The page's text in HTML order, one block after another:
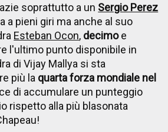
soprattutto a un Sergio Perez
a pieni giri ma anche al suo
Esteban Ocon, decimoe
l'ultimo punto disponibile in
di Vijay Mallya si sta
più la quarta forza mondiale nel
di accumulare un punteggio
rispetto alla più blasonata